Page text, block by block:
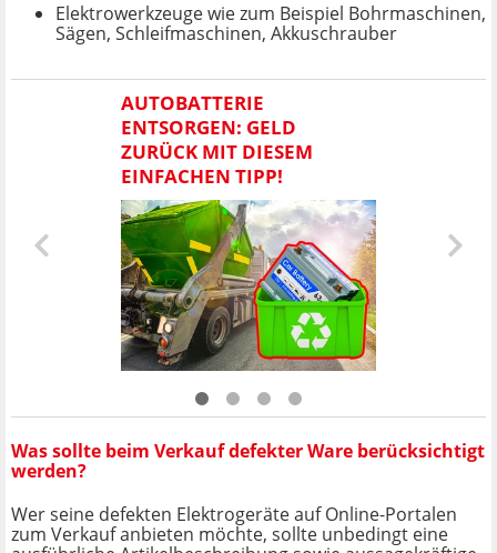
Elektrowerkzeuge wie zum Beispiel Bohrmaschinen,
Sägen, Schleifmaschinen, Akkuschrauber
AUTOBATTERIE
ENTSORGEN: GELD
ZURÜCK MIT DIESEM
EINFACHEN TIPP!
Was sollte beim Verkauf defekter Ware berücksichtigt
werden?
Wer seine defekten Elektrogeräte auf Online-Portalen
zum Verkauf anbieten möchte, sollte unbedingt eine